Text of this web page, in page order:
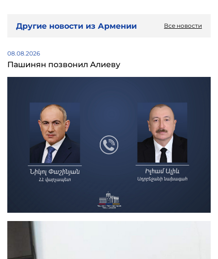
Другие новости из Армении Все новости
08.08.2026
Пашинян позвонил Алиеву